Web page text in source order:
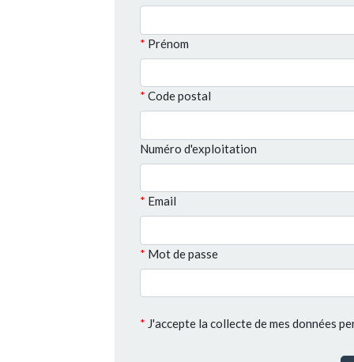
Prénom
Code postal
Numéro d'exploitation
Email
Mot de passe
J'accepte la collecte de mes données